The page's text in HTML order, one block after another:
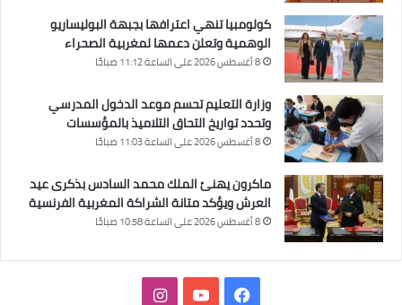
كولومبيا تنهي اعترافها بجبهة البوليساريو
الوهمية وتعلن دعمها لمغربية الصحراء
8 أغسطس 2026 على الساعة 11:12 صباحًا
وزارة التعليم تحسم موعد الدخول المدرسي
وتحدد تواريخ التحاق التلاميذ بالمؤسسات
8 أغسطس 2026 على الساعة 11:03 صباحًا
ماكرون يهنئ الملك محمد السادس بذكرى عيد
العرش ويؤكد متانة الشراكة المغربية الفرنسية
8 أغسطس 2026 على الساعة 10:58 صباحًا
فيسبوك‫YouTubeانستقرام